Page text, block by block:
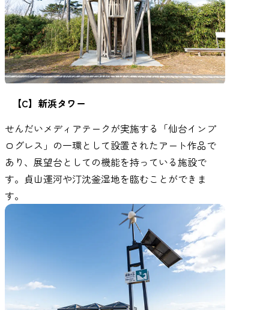
【C】新浜タワー
せんだいメディアテークが実施する「仙台インプ
ログレス」の一環として設置されたアート作品で
あり、展望台としての機能を持っている施設で
す。貞山運河や汀沈釜湿地を臨むことができま
す。